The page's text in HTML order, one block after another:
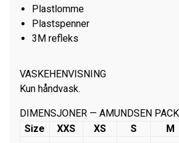
Plastlomme
Plastspenner
3M refleks
VASKEHENVISNING
Kun håndvask.
DIMENSJONER — AMUNDSEN
Size
XXS XS S M